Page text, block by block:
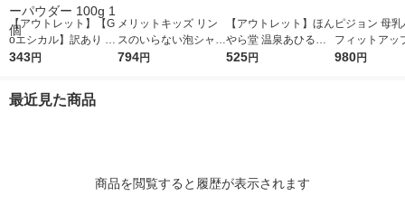
【アウトレット】【G
oエシカル】訳あり K
envue ジョンソン ナ
343円
メリットキッズ リン
スのいらない泡シャン
プー つめかえ用 270
794円
【アウトレット】ほん
やら堂 温泉あひるバ
スボールセット ゆず
525円
ピジョン 母
フィットアッ
ク（126枚入
980円
最近見た商品
商品を閲覧すると履歴が表示されます